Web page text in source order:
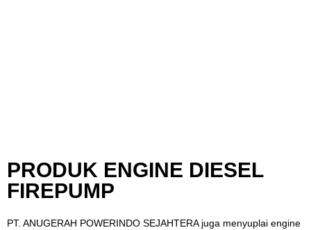
PRODUK ENGINE DIESEL
FIREPUMP
PT. ANUGERAH POWERINDO SEJAHTERA juga menyuplai engine